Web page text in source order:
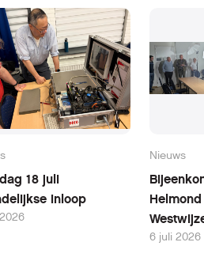
18 juli
inloop
Nieuws
6 juli 2026